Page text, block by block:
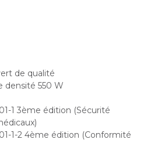
de qualité
densité 550 W
1 3ème édition (Sécurité
1-2 4ème édition (Conformité